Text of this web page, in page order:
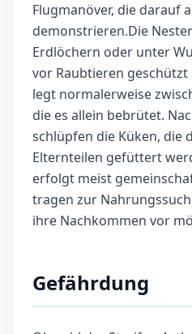
Flugmanöver, die darauf
demonstrieren.Die
Erdlöchern oder unter
vor Raubtieren geschützt
legt normalerweise
die es allein bebrütet.
schlüpfen die Küken, die
Elternteilen gefüttert
erfolgt meist
tragen zur
ihre Nachkommen vor
Gefährdung